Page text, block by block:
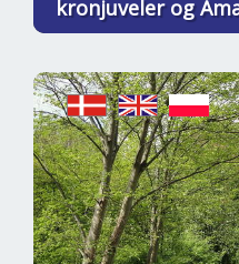
kronjuveler og